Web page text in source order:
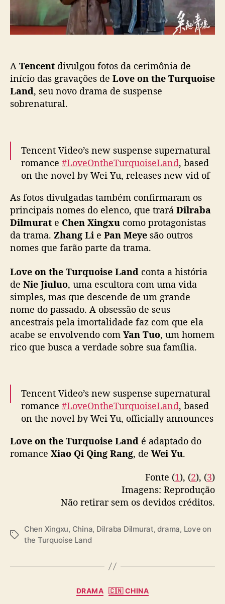
a
ç
ã
e
T
u
u
o
i
d
”
:
r
a
v
a
ç
s
d
o
n
o
o
d
a
d
e
i
l
a
a
D
l
A Tencent divulgou fotos da cerimônia de
início das gravações de Love on the Turquoise
Land, seu novo drama de suspense
sobrenatural.
Tencent Video’s new suspense supernatural
romance #LoveOntheTurquoiseLand, based
on the novel by Wei Yu, releases new vid of
begins#枭起青壤
pic.twitter.com/DOKV9A86fa
— cdrama tweets (@dramapotatoe)March
19, 2024
As fotos divulgadas também confirmaram os
principais nomes do elenco, que trará Dilraba
Dilmurat e Chen Xingxu como protagonistas
da trama. Zhang Li e Pan Meye são outros
nomes que farão parte da trama.
Love on the Turquoise Land conta a história
de Nie Jiuluo, uma escultora com uma vida
simples, mas que descende de um grande
nome do passado. A obsessão de seus
ancestrais pela imortalidade faz com que ela
acabe se envolvendo com Yan Tuo, um homem
rico que busca a verdade sobre sua família.
Tencent Video’s new suspense supernatural
romance #LoveOntheTurquoiseLand, based
on the novel by Wei Yu, officially announces
special lead Zhang Li, + Pan Meiye & more,
as filming ceremony is held#枭起青壤
— cdrama tweets (@dramapotatoe)March
Love on the Turquoise Land é adaptado do
romance Xiao Qi Qing Rang, de Wei Yu.
Fonte (1), (2), (3)
Imagens: Reprodução
Não retirar sem os devidos créditos.
T
s
Chen Xingxu, China, Dilraba Dilmurat,drama, Love on
the Turquoise Land
C
DRAMA 🇨🇳 CHINA